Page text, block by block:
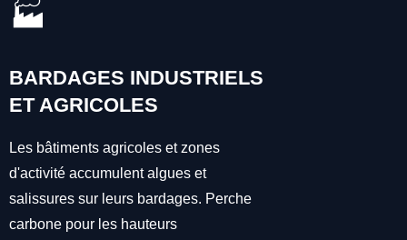
🏭
BARDAGES INDUSTRIELS
ET AGRICOLES
Les bâtiments agricoles et zones
d'activité accumulent algues et
salissures sur leurs bardages. Perche
carbone pour les hauteurs